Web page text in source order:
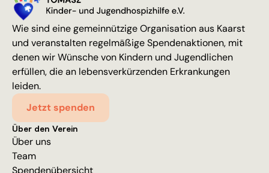
Wie sind eine gemeinnützige Organisation aus Kaarst
und veranstalten regelmäßige Spendenaktionen, mit
denen wir Wünsche von Kindern und Jugendlichen
erfüllen, die an lebensverkürzenden Erkrankungen
leiden.
Jetzt spenden
Über den Verein
Über uns
Team
Spendenübersicht